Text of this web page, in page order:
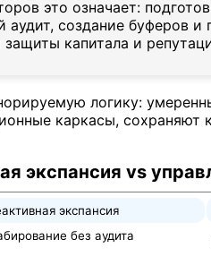
это означает:
создание буферов и
капитала и
логику:
каркасы, сохраняют
экспансия vs
экспансия
без аудита